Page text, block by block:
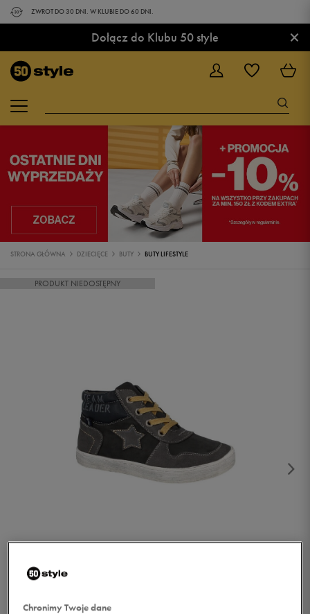
ZWROT DO 30 DNI. W KLUBIE DO 60 DNI.
Dołącz do Klubu 50 style ×
STRONA GŁÓWNA DZIECIĘCE BUTY BUTY LIFESTYLE
PRODUKT NIEDOSTĘPNY
Chronimy Twoje dane